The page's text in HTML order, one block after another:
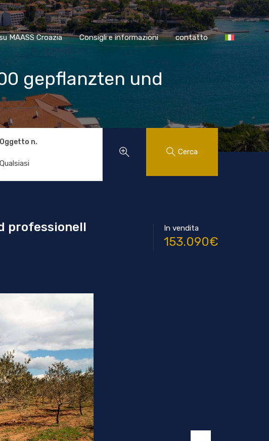
su MAASS Croazia Consigli e informazioni contatto
MAASS Croazia Consigli e informazioni contatto
gepflanzten und
Oggetto n.
Cerca
professionell In vendita
153.090€